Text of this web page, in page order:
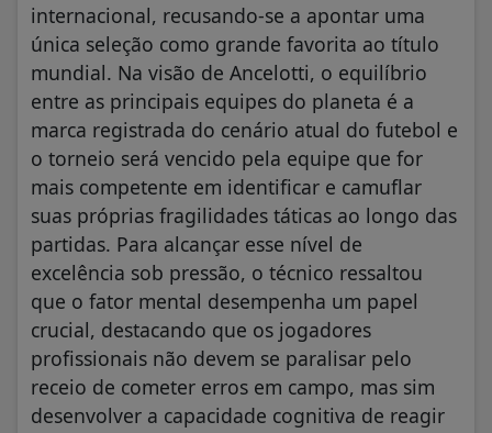
internacional, recusando-se a apontar uma
única seleção como grande favorita ao título
mundial. Na visão de Ancelotti, o equilíbrio
entre as principais equipes do planeta é a
marca registrada do cenário atual do futebol e
o torneio será vencido pela equipe que for
mais competente em identificar e camuflar
suas próprias fragilidades táticas ao longo das
partidas. Para alcançar esse nível de
excelência sob pressão, o técnico ressaltou
que o fator mental desempenha um papel
crucial, destacando que os jogadores
profissionais não devem se paralisar pelo
receio de cometer erros em campo, mas sim
desenvolver a capacidade cognitiva de reagir